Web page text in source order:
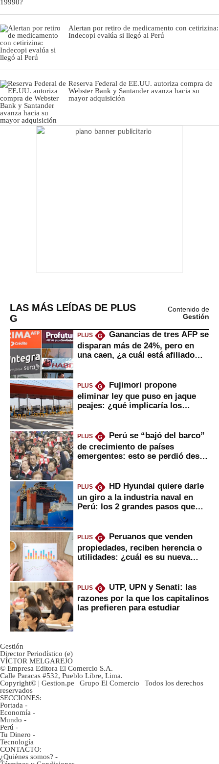
Alertan por retiro de medicamento con cetirizina:
Indecopi evalúa si llegó al Perú
Reserva Federal de EE.UU. autoriza compra de
Webster Bank y Santander avanza hacia su
mayor adquisición
LAS MÁS LEÍDAS DE PLUS
G
Contenido de
Gestión
PLUS G
Ganancias de tres AFP se
disparan más de 24%, pero en
una caen, ¿a cuál está afiliado
PLUS G
Fujimori propone
eliminar ley que puso en jaque
peajes: ¿qué implicaría los
PLUS G
Perú se “bajó del barco”
de crecimiento de países
emergentes: esto se perdió desde
PLUS G
HD Hyundai quiere darle
un giro a la industria naval en
Perú: los 2 grandes pasos que
PLUS G
Peruanos que venden
propiedades, reciben herencia o
utilidades: ¿cuál es su nueva
PLUS G
UTP, UPN y Senati: las
razones por la que los capitalinos
las prefieren para estudiar
Gestión
Director Periodístico (e)
VÍCTOR MELGAREJO
© Empresa Editora El Comercio S.A.
Calle Paracas #532, Pueblo Libre, Lima.
Copyright© | Gestion.pe | Grupo El Comercio | Todos los derechos
reservados
SECCIONES:
Portada -
Economía -
Mundo -
Perú -
Tu Dinero -
Tecnología
CONTACTO:
¿Quiénes somos? -